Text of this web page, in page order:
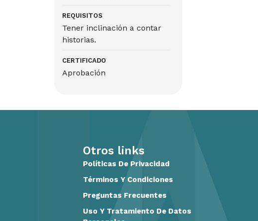
REQUISITOS
Tener inclinación a contar
historias.
CERTIFICADO
Aprobación
Otros links
Políticas De Privacidad
Términos Y Condiciones
Preguntas Frecuentes
Uso Y Tratamiento De Datos